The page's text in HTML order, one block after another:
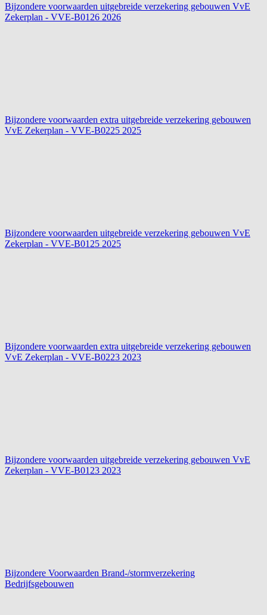
Bijzondere voorwaarden uitgebreide verzekering gebouwen VvE
Zekerplan - VVE-B0126 2026
Bijzondere voorwaarden extra uitgebreide verzekering gebouwen
VvE Zekerplan - VVE-B0225 2025
Bijzondere voorwaarden uitgebreide verzekering gebouwen VvE
Zekerplan - VVE-B0125 2025
Bijzondere voorwaarden extra uitgebreide verzekering gebouwen
VvE Zekerplan - VVE-B0223 2023
Bijzondere voorwaarden uitgebreide verzekering gebouwen VvE
Zekerplan - VVE-B0123 2023
Bijzondere Voorwaarden Brand-/stormverzekering
Bedrijfsgebouwen